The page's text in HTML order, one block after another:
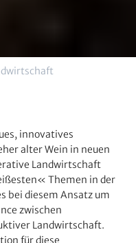
innovatives
alter Wein in neuen
Landwirtschaft
Themen in der
bei diesem Ansatz um
zwischen
Landwirtschaft.
für diese